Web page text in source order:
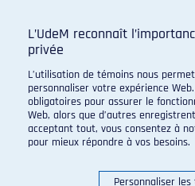
L’UdeM reconnaît
privée
L’utilisation de témoins nous
personnaliser votre expérience
obligatoires pour assurer le
Web, alors que d’autres
acceptant tout, vous consentez à
pour mieux répondre à vos besoins.
Personnaliser